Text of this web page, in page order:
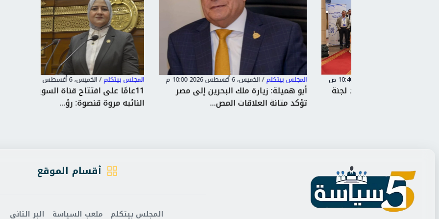
المجلس بيتكلم /الخميس، 6 أغسطس 2026 10:00 م
أبو هميلة: زيارة ملك البحرين إلى مصر
تؤكد متانة العلاقات المص...
المجلس بيتكلم /الخميس، 6 أغسطس 2026 3:36 م
11عامًا على افتتاح قناة السويس الجديدة
النائبه مروة قنصوة: رؤ...
أقسام الموقع
المجلس بيتكلم ملعب السياسة البر التاني